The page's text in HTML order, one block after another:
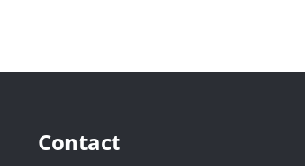
Contact